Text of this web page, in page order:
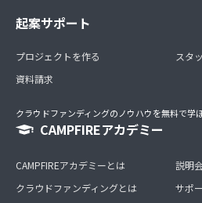
起案サポート
プロジェクトを作る
資料請求
スタ
クラウドファンディングのノウハウを無料で学
CAMPFIREアカデミー
CAMPFIREアカデミーとは
クラウドファンディングとは
説明
サポ